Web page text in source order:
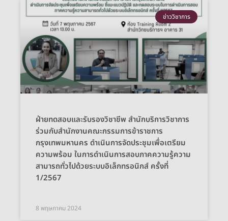
ข่าววิชาการ
ฝ่ายทดสอบและรับรองวิชาชีพ สำนักบริการวิชาการ
ร่วมกับสำนักงานคณะกรรมการข้าราชการ
กรุงเทพมหานคร ดำเนินการจัดประชุมเพื่อเตรียม
ความพร้อม ในการดำเนินการสอบภาคความรู้ความ
สามารถทั่วไปด้วยระบบอิเล็กทรอนิกส์ ครั้งที่
1/2567
8 พฤษภาคม 2024